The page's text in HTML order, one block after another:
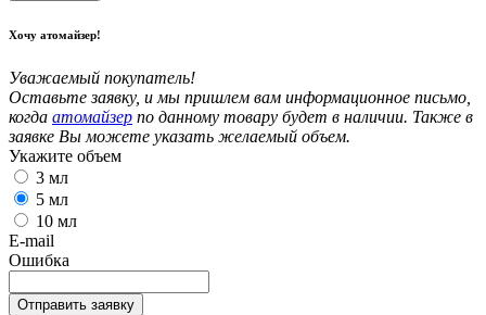
Хочу атомайзер!
Уважаемый покупатель!
Оставьте заявку, и мы пришлем вам информационное письмо,
когда атомайзер по данному товару будет в наличии. Также в
заявке Вы можете указать желаемый объем.
Укажите объем
3 мл
5 мл
10 мл
E-mail
Ошибка
Отправить заявку